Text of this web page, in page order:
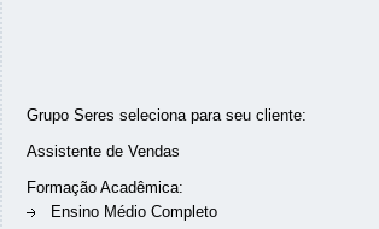
Grupo Seres seleciona para seu cliente:
Assistente de Vendas
Formação Acadêmica:
Ensino Médio Completo